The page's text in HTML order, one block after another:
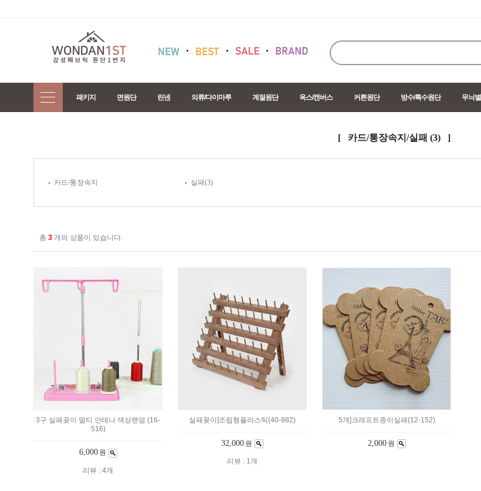
패키지 면원단 린넨 의류/다이마루 계절원단 옥스/캔버스 커튼원단 방수/특수원단 무늬별
[ 카드/통장속지/실패 (3) ]
카드/통장속지 실패(3)
총 3 개의 상품이 있습니다.
3구 실패꽂이 멀티 안테나 색상랜덤 (16-
516)
6,000 원
리뷰 : 4개
실패꽂이]조립형플라스틱(40-982)
32,000 원
리뷰 : 1개
5개]크래프트종이실패(12-152)
2,000 원